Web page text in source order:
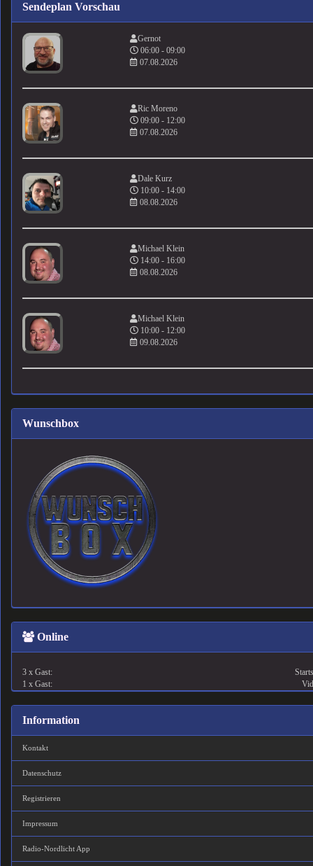
Sendeplan Vorschau
Gernot
06:00 - 09:00
07.08.2026
Ric Moreno
09:00 - 12:00
07.08.2026
Dale Kurz
10:00 - 14:00
08.08.2026
Michael Klein
14:00 - 16:00
08.08.2026
Michael Klein
10:00 - 12:00
09.08.2026
Wunschbox
Online
3 x Gast:
1 x Gast:
Information
Kontakt
Datenschutz
Registrieren
Impressum
Radio-Nordlicht App